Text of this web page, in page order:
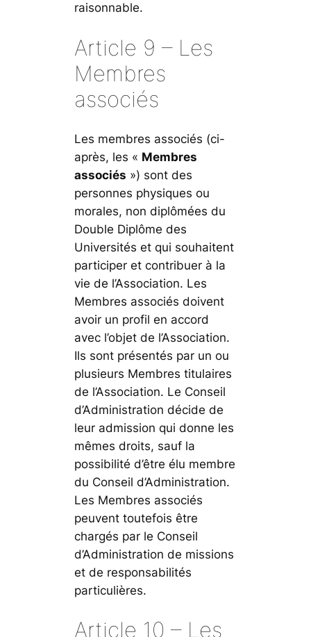
raisonnable.
Article 9 – Les
Membres
associés
Les membres associés (ci-
après, les « Membres
associés ») sont des
personnes physiques ou
morales, non diplômées du
Double Diplôme des
Universités et qui souhaitent
participer et contribuer à la
vie de l’Association. Les
Membres associés doivent
avoir un profil en accord
avec l’objet de l’Association.
Ils sont présentés par un ou
plusieurs Membres titulaires
de l’Association. Le Conseil
d’Administration décide de
leur admission qui donne les
mêmes droits, sauf la
possibilité d’être élu membre
du Conseil d’Administration.
Les Membres associés
peuvent toutefois être
chargés par le Conseil
d’Administration de missions
et de responsabilités
particulières.
Article 10 – Les